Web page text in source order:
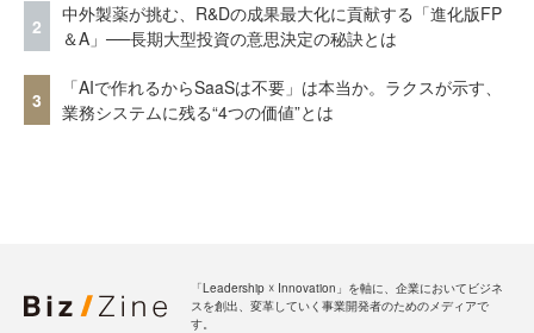
2
中外製薬が挑む、R&Dの成果最大化に貢献する「進化版FP
＆A」──長期大型投資の意思決定の秘訣とは
3
「AIで作れるからSaaSは不要」は本当か。ラクスが示す、
業務システムに残る“4つの価値”とは
「Leadership ☓ Innovation」を軸に、企業においてビジネ
スを創出、変革していく事業開発者のためのメディアで
す。